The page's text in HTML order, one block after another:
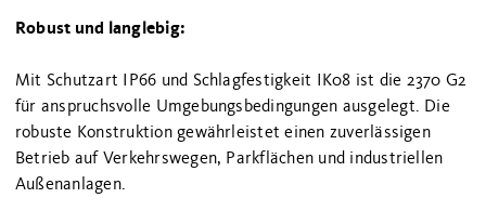
Robust und langlebig:
Mit Schutzart IP66 und Schlagfestigkeit IK08 ist die 2370 G2
für anspruchsvolle Umgebungsbedingungen ausgelegt. Die
robuste Konstruktion gewährleistet einen zuverlässigen
Betrieb auf Verkehrswegen, Parkflächen und industriellen
Außenanlagen.